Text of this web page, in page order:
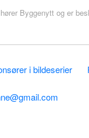
Byggenytt og er
i bildeserier